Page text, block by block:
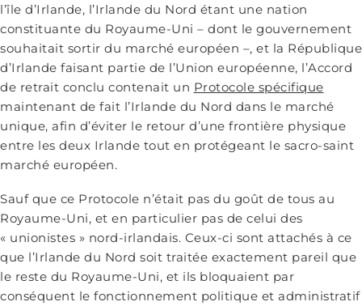
l’île d’Irlande, l’Irlande du Nord étant une nation
constituante du Royaume-Uni – dont le gouvernement
souhaitait sortir du marché européen –, et la République
d’Irlande faisant partie de l’Union européenne, l’Accord
de retrait conclu contenait un Protocole spécifique
maintenant de fait l’Irlande du Nord dans le marché
unique, afin d’éviter le retour d’une frontière physique
entre les deux Irlande tout en protégeant le sacro-saint
marché européen.
Sauf que ce Protocole n’était pas du goût de tous au
Royaume-Uni, et en particulier pas de celui des
« unionistes » nord-irlandais. Ceux-ci sont attachés à ce
que l’Irlande du Nord soit traitée exactement pareil que
le reste du Royaume-Uni, et ils bloquaient par
conséquent le fonctionnement politique et administratif